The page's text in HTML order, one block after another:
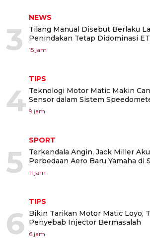
3
NEWS
Tilang Manual Disebut Berlaku
Penindakan Tetap Didominasi
15 jam
4
TIPS
Teknologi Motor Matic Makin
Sensor dalam Sistem
9 jam
5
SPORT
Terkendala Angin, Jack Miller
Perbedaan Aero Baru Yamaha di
11 jam
6
TIPS
Bikin Tarikan Motor Matic Loyo,
Penyebab Injector Bermasalah
6 jam